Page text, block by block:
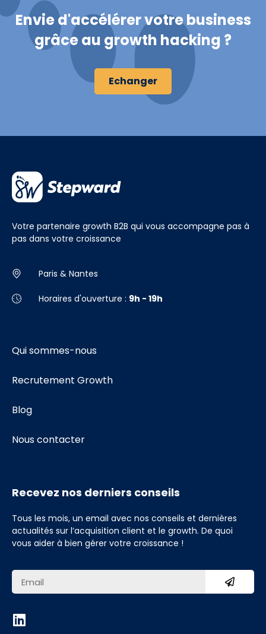
Envie d'accélérer votre business
grâce au growth hacking ?
Echanger
Votre partenaire growth B2B qui vous accompagne pas à
pas dans votre croissance
Paris & Nantes
Horaires d'ouverture : 9h - 19h
Qui sommes-nous
Recrutement Growth
Blog
Nous contacter
Recevez nos derniers conseils
Tous les mois, un email avec nos conseils et dernières
actualités sur l’acquisition client et le growth. De quoi
vous aider à bien gérer votre croissance !